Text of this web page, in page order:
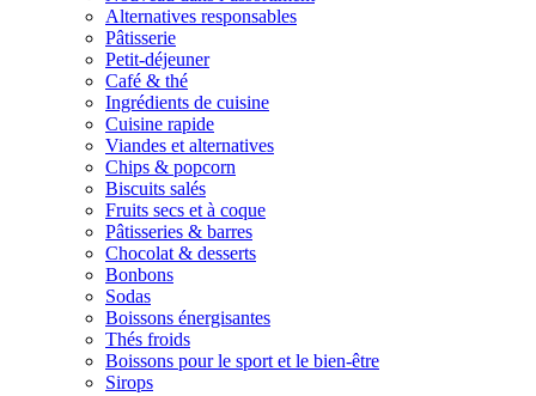
Alternatives responsables
Pâtisserie
Petit-déjeuner
Café & thé
Ingrédients de cuisine
Cuisine rapide
Viandes et alternatives
Chips & popcorn
Biscuits salés
Fruits secs et à coque
Pâtisseries & barres
Chocolat & desserts
Bonbons
Sodas
Boissons énergisantes
Thés froids
Boissons pour le sport et le bien-être
Sirops